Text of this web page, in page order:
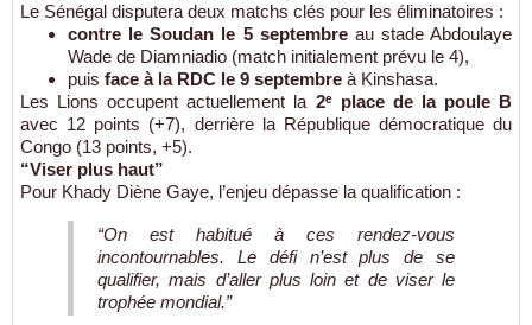
Le Sénégal disputera deux matchs clés pour les éliminatoires :
contre le Soudan le 5 septembreau stade Abdoulaye
Wade de Diamniadio (match initialement prévu le 4),
puis face à la RDC le 9 septembre à Kinshasa.
Les Lions occupent actuellement la 2ᵉ place de la poule B
avec 12 points (+7), derrière la République démocratique du
Congo (13 points, +5).
“Viser plus haut”
Pour Khady Diène Gaye, l’enjeu dépasse la qualification :
“On est habitué à ces rendez-vous
incontournables. Le défi n’est plus de se
qualifier, mais d’aller plus loin et de viser le
trophée mondial.”